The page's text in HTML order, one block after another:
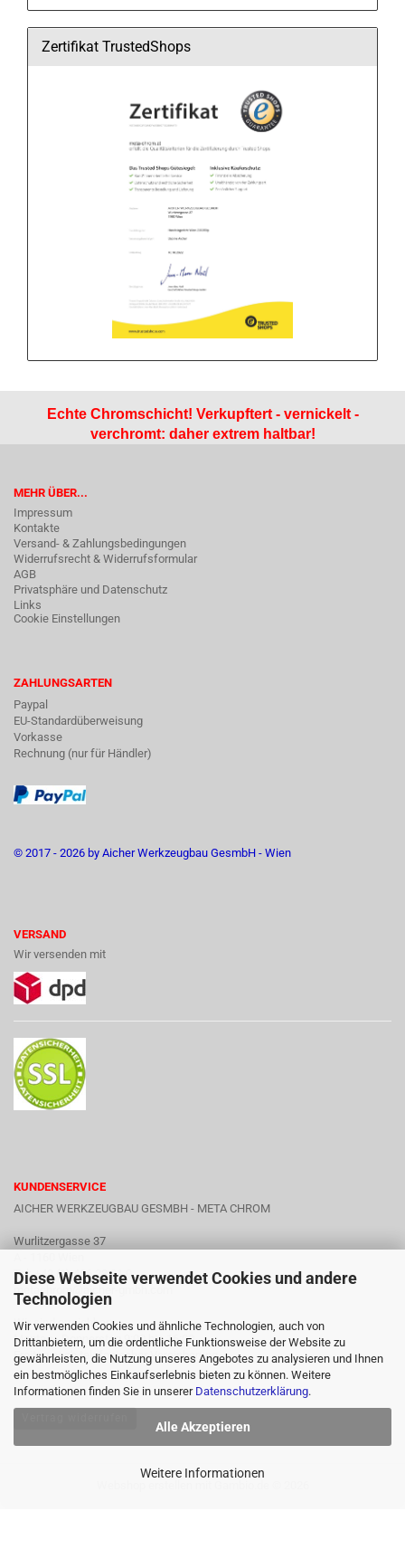
Diese Webseite verwendet Cookies und andere
Technologien
Wir verwenden Cookies und ähnliche Technologien, auch von
Drittanbietern, um die ordentliche Funktionsweise der Website zu
gewährleisten, die Nutzung unseres Angebotes zu analysieren und Ihnen
ein bestmögliches Einkaufserlebnis bieten zu können. Weitere
Informationen finden Sie in unserer Datenschutzerklärung.
Alle Akzeptieren
Weitere Informationen
Zertifikat TrustedShops
Echte Chromschicht! Verkupftert - vernickelt -
verchromt: daher extrem haltbar!
MEHR ÜBER...
Impressum
Kontakte
Versand- & Zahlungsbedingungen
Widerrufsrecht & Widerrufsformular
AGB
Privatsphäre und Datenschutz
Links
Cookie Einstellungen
ZAHLUNGSARTEN
Paypal
EU-Standardüberweisung
Vorkasse
Rechnung (nur für Händler)
© 2017 - 2026 by Aicher Werkzeugbau GesmbH - Wien
VERSAND
Wir versenden mit
KUNDENSERVICE
AICHER WERKZEUGBAU GESMBH - META CHROM
Wurlitzergasse 37
Tel: +43 (1) 486 23 91 0
metachrom@aicher-gmbh.com
Wir sind erreichbar:
Montag - Donnerstag 9:00 bis 16:00
Freitag nach telefonischer Vereinbarung